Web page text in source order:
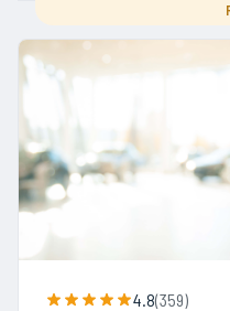
4.8(359)